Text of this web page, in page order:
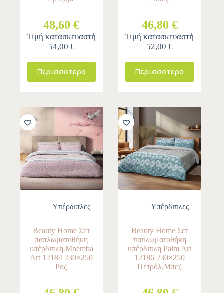
48,60 €
Τιμή κατασκευαστή
54,00 €
Περισσότερα
46,80 €
Τιμή κατασκευαστή
52,00 €
Περισσότερα
-10%
Υπέρδιπλες
Beauty Home Σετ
παπλωματοθήκη
υπέρδιπλη Mnemba
Art 12184 230×250
Ροζ
-10%
Υπέρδιπλες
Beauty Home Σετ
παπλωματοθήκη
υπέρδιπλη Palm Art
12186 230×250
Πετρόλ,Μπεζ